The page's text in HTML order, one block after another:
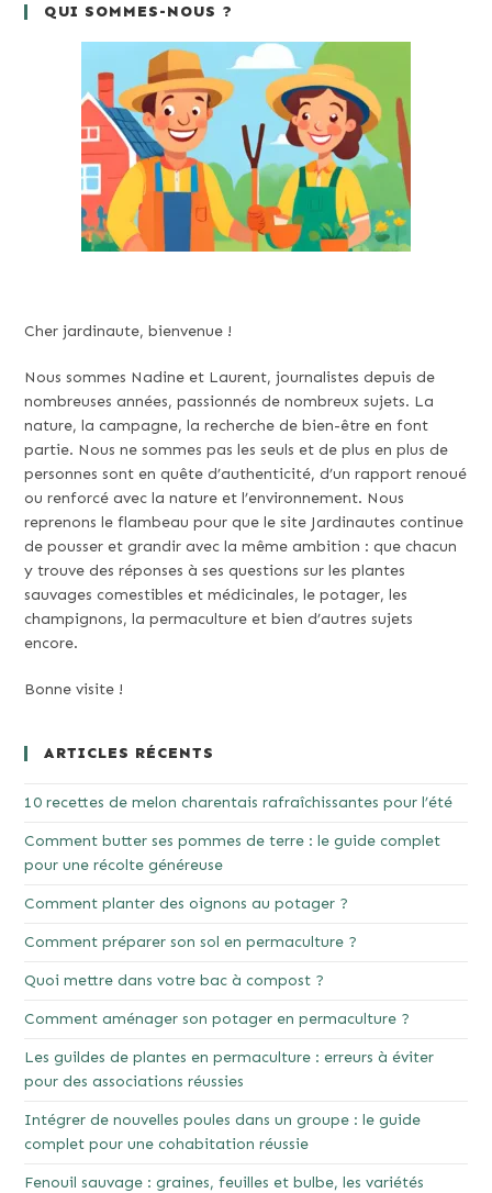
QUI SOMMES-NOUS ?
Cher jardinaute, bienvenue !
Nous sommes Nadine et Laurent, journalistes depuis de
nombreuses années, passionnés de nombreux sujets. La
nature, la campagne, la recherche de bien-être en font
partie. Nous ne sommes pas les seuls et de plus en plus de
personnes sont en quête d’authenticité, d’un rapport renoué
ou renforcé avec la nature et l’environnement. Nous
reprenons le flambeau pour que le site Jardinautes continue
de pousser et grandir avec la même ambition : que chacun
y trouve des réponses à ses questions sur les plantes
sauvages comestibles et médicinales, le potager, les
champignons, la permaculture et bien d’autres sujets
encore.
Bonne visite !
ARTICLES RÉCENTS
10 recettes de melon charentais rafraîchissantes pour l’été
Comment butter ses pommes de terre : le guide complet
pour une récolte généreuse
Comment planter des oignons au potager ?
Comment préparer son sol en permaculture ?
Quoi mettre dans votre bac à compost ?
Comment aménager son potager en permaculture ?
Les guildes de plantes en permaculture : erreurs à éviter
pour des associations réussies
Intégrer de nouvelles poules dans un groupe : le guide
complet pour une cohabitation réussie
Fenouil sauvage : graines, feuilles et bulbe, les variétés